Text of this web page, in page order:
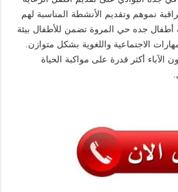
نموهم وتقديم الأنشطة المناسبة لهم
أطفال جده حي المروة تضمن للأطفال بيئة
الاجتماعية واللغوية بشكل متوازن.
الآباء أكثر قدرة على مواكبة الحياة